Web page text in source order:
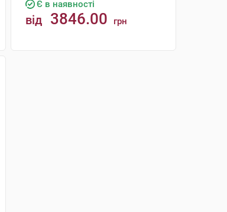
Є в наявності
від 3846.00 грн